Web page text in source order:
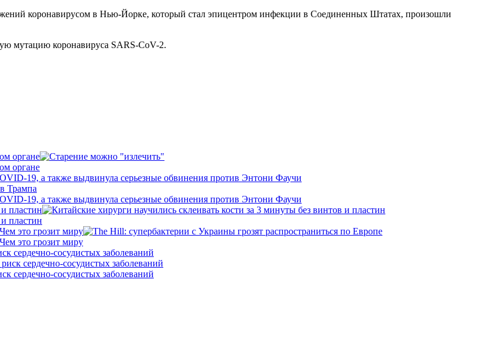
коронавирусом в Нью-Йорке, который стал эпицентром инфекции в Соединенных Штатах, произошли
мутацию коронавируса SARS-CoV-2.
органе
органе
19, а также выдвинула серьезные обвинения против Энтони Фаучи
19, а также выдвинула серьезные обвинения против Энтони Фаучи
пластин
пластин
это грозит миру
это грозит миру
сердечно-сосудистых заболеваний
сердечно-сосудистых заболеваний